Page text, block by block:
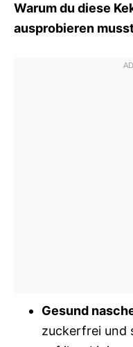
Warum du diese
ausprobieren
Gesund
zuckerfrei und